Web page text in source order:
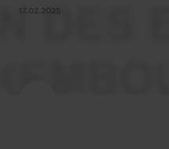
17.02.2025